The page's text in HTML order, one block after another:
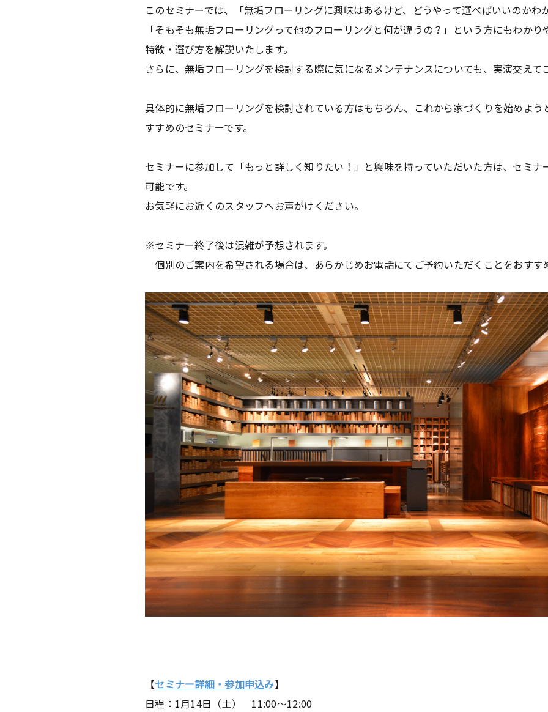
このセミナーでは、「無垢フローリングに興味はあるけど、どうやって選べばいいのかわ
「そもそも無垢フローリングって他のフローリングと何が違うの？」という方にもわか
特徴・選び方を解説いたします。
さらに、無垢フローリングを検討する際に気になるメンテナンスについても、実演交えて
具体的に無垢フローリングを検討されている方はもちろん、これから家づくりを始めよ
すすめのセミナーです。
セミナーに参加して「もっと詳しく知りたい！」と興味を持っていただいた方は、セミナ
可能です。
お気軽にお近くのスタッフへお声がけください。
※セミナー終了後は混雑が予想されます。
個別のご案内を希望される場合は、あらかじめお電話にてご予約いただくことをおすす
【セミナー詳細・参加申込み】
日程：1月14日（土） 11:00～12:00